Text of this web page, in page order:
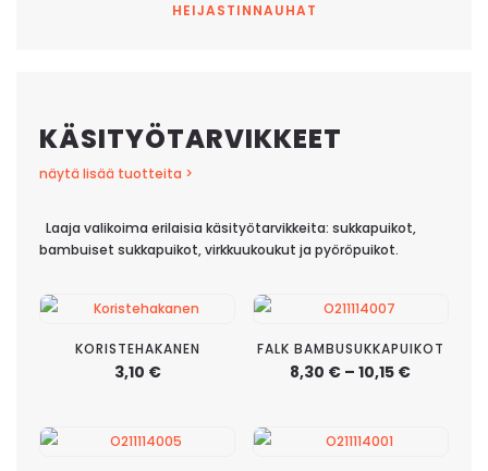
HEIJASTINNAUHAT
KÄSITYÖTARVIKKEET
näytä lisää tuotteita >
Laaja valikoima erilaisia käsityötarvikkeita: sukkapuikot,
bambuiset sukkapuikot, virkkuukoukut ja pyöröpuikot.
KORISTEHAKANEN
3,10 €
FALK BAMBUSUKKAPUIKOT
8,30 € – 10,15 €